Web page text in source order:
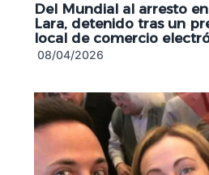
Del Mundial al arresto
Lara, detenido tras un
local de comercio
08/04/2026